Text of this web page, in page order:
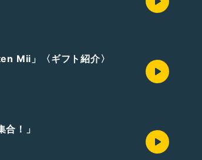
Mii」〈ギフト紹介〉
！」